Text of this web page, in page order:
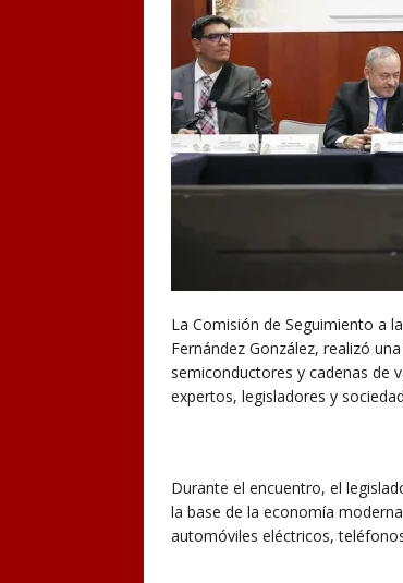
La Comisión de Seguimiento a
Fernández González, realizó
semiconductores y cadenas de
expertos, legisladores y
Durante el encuentro, el
la base de la economía
automóviles eléctricos,